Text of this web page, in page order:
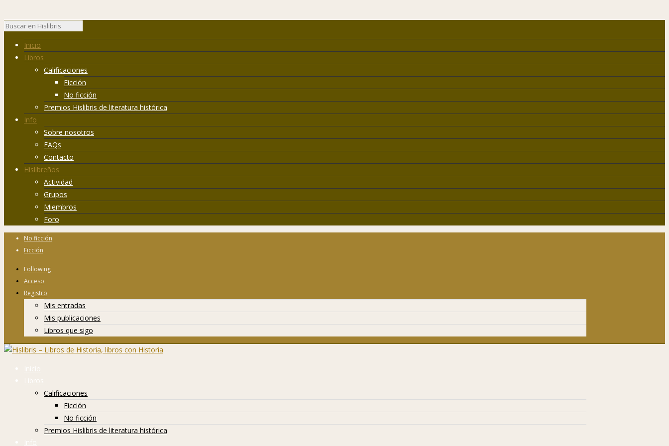
Inicio
Libros
Calificaciones
Ficción
No ficción
Premios Hislibris de literatura histórica
Info
Sobre nosotros
FAQs
Contacto
Hislibreños
Actividad
Grupos
Miembros
Foro
No ficción
Ficción
Following
Acceso
Registro
Mis entradas
Mis publicaciones
Libros que sigo
Inicio
Libros
Calificaciones
Ficción
No ficción
Premios Hislibris de literatura histórica
Info